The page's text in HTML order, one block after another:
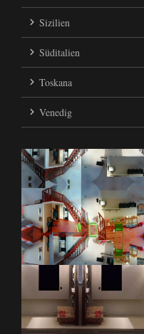
Sizilien
Süditalien
Toskana
Venedig